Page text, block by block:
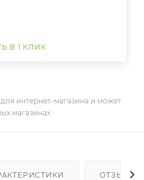
В 1 КЛИК
интернет-магазина и может
магазинах
ОТЗЫВЫ